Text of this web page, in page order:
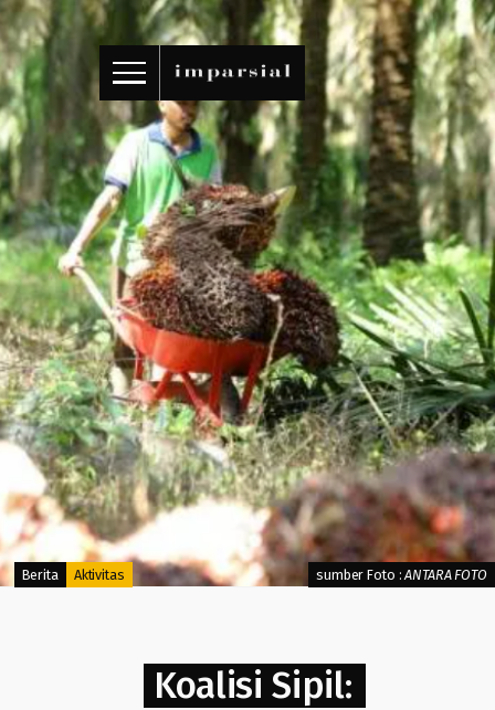
ID/EN
sumber Foto :ANTARA FOTO
Berita Aktivitas
Koalisi Sipil: